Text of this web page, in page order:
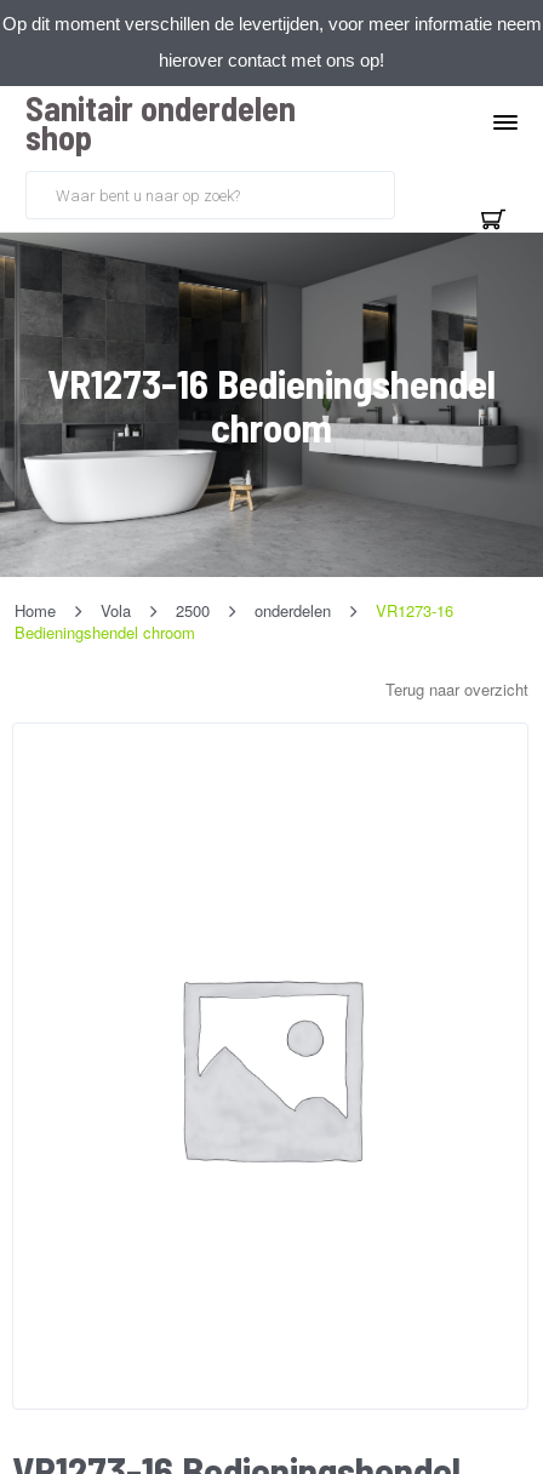
Op dit moment verschillen de levertijden, voor meer informatie neem
hierover contact met ons op!
Sanitair onderdelen
shop
VR1273-16 Bedieningshendel
chroom
Home Vola 2500 onderdelen
VR1273-16
Bedieningshendel chroom
Terug naar overzicht